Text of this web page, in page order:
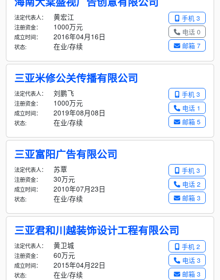
手机 3
电话 0
邮箱 7
法定代表人： 黄宏江
注册资金： 1000万元
成立时间： 2016年04月16日
状态: 在业/存续
三亚米修公关传播有限公司
手机 3
电话 1
邮箱 5
法定代表人： 刘鹏飞
注册资金： 1000万元
成立时间： 2019年08月08日
状态: 在业/存续
三亚富阳广告有限公司
手机 3
电话 2
邮箱 3
法定代表人： 苏覃
注册资金： 30万元
成立时间： 2010年07月23日
状态: 在业/存续
三亚君和川越装饰设计工程有限公司
手机 2
电话 3
邮箱 3
法定代表人： 黄卫城
注册资金： 60万元
成立时间： 2015年04月22日
状态: 在业/存续